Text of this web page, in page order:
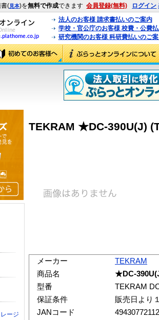
(見本)を無料で作成できます 会員登録(無料) ログイン
法人のお客様 請求書払いのご案内
学校・官公庁のお客様 校費・公費
研究機関のお客様 科研費払いのご
TEKRAM ★DC-390U(J)
メーカー
TEKRAM
商品名
★DC-
型番
TEKRAM
保証条件
販売日より
JANコード
ージ